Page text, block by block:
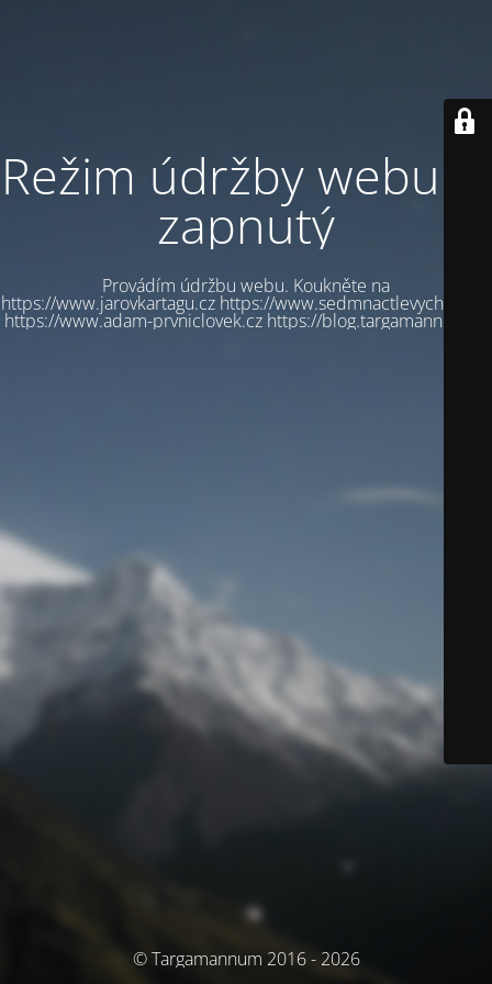
Režim údržby webu je
zapnutý
Provádím údržbu webu. Koukněte na
https://www.jarovkartagu.cz https://www.sedmnactlevychbot.cz
https://www.adam-prvniclovek.cz https://blog.targamannum.cz
© Targamannum 2016 - 2026